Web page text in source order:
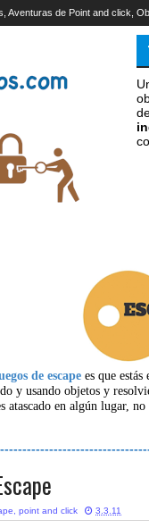
Aventuras de Point and click,
de escape es que
y usando objetos y
atascado en algún lugar,
point and click 3.3.11